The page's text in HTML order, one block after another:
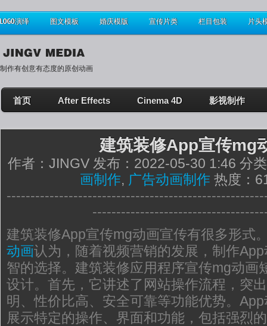
LOGO演绎 图文模板 婚庆模版 宣传片类 栏目包装 片头
制作有创意有态度的原创动画
首页 After Effects Cinema 4D 影视制作
建筑装修App宣传mg
作者：JINGV 发布：2022-05-30 1:46 分
画制作, 广告动画制作 热度：
建筑装修App宣传mg动画宣传有很多形式
动画认为，随着视频营销的发展，制作
智的选择。建筑装修应用程序宣传mg动画
设计。首先，它讲述了网站操作流程，突
明、性价比高、安全可靠等功能优势。
展示特定的操作、界面和功能，包括强烈